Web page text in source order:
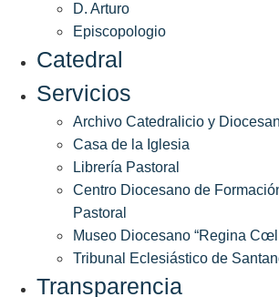
D. Arturo
Episcopologio
Catedral
Servicios
Archivo Catedralicio y
Casa de la Iglesia
Librería Pastoral
Centro Diocesano de
Pastoral
Museo Diocesano “Regina
Tribunal Eclesiástico de
Transparencia